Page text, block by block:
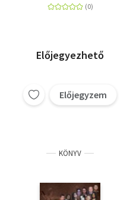
Előjegyezhető
Előjegyzem
KÖNYV